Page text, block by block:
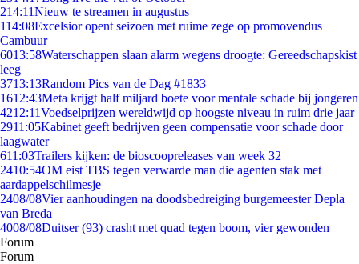
214:11Nieuw te streamen in augustus
114:08Excelsior opent seizoen met ruime zege op promovendus
Cambuur
6013:58Waterschappen slaan alarm wegens droogte: Gereedschapskist
leeg
3713:13Random Pics van de Dag #1833
1612:43Meta krijgt half miljard boete voor mentale schade bij jongeren
4212:11Voedselprijzen wereldwijd op hoogste niveau in ruim drie jaar
2911:05Kabinet geeft bedrijven geen compensatie voor schade door
laagwater
611:03Trailers kijken: de bioscoopreleases van week 32
2410:54OM eist TBS tegen verwarde man die agenten stak met
aardappelschilmesje
2408/08Vier aanhoudingen na doodsbedreiging burgemeester Depla
van Breda
4008/08Duitser (93) crasht met quad tegen boom, vier gewonden
Forum
Forum